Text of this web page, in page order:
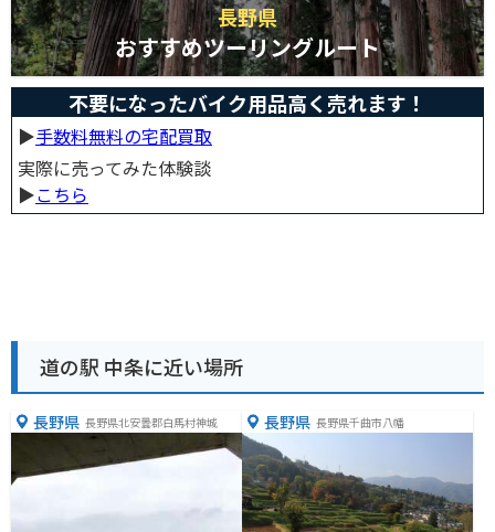
長野県
おすすめツーリングルート
不要になったバイク用品高く売れます！
▶︎手数料無料の宅配買取
実際に売ってみた体験談
▶︎こちら
道の駅 中条に近い場所
長野県 長野県北安曇郡白馬村神城 長野県 長野県千曲市八幡